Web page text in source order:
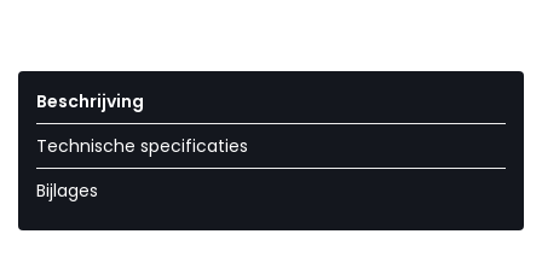
Beschrijving
Technische specificaties
Bijlages